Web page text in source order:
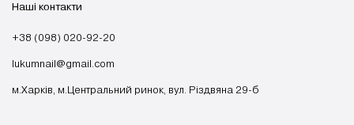
Наші контакти
+38 (098) 020-92-20
lukumnail@gmail.com
м.Харків, м.Центральний ринок, вул. Різдвяна 29-б